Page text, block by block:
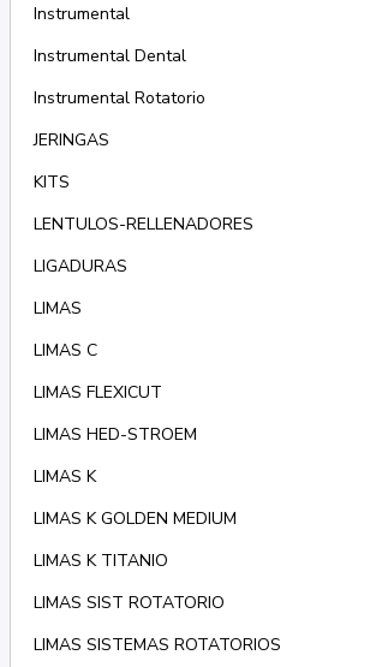
Instrumental
Instrumental Dental
Instrumental Rotatorio
JERINGAS
KITS
LENTULOS-RELLENADORES
LIGADURAS
LIMAS
LIMAS C
LIMAS FLEXICUT
LIMAS HED-STROEM
LIMAS K
LIMAS K GOLDEN MEDIUM
LIMAS K TITANIO
LIMAS SIST ROTATORIO
LIMAS SISTEMAS ROTATORIOS